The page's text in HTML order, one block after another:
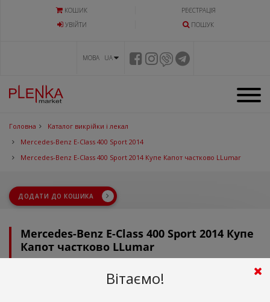
КОШИК
РЕЄСТРАЦІЯ
УВIЙТИ
ПОШУК
МОВА UA
Головна
Каталог викрійки і лекал
Mercedes-Benz E-Class 400 Sport 2014
Mercedes-Benz E-Class 400 Sport 2014 Купе Капот частково LLumar
ДОДАТИ ДО КОШИКА
Mercedes-Benz E-Class 400 Sport 2014 Купе
Капот частково LLumar
грн.($72.64)
Вітаємо!